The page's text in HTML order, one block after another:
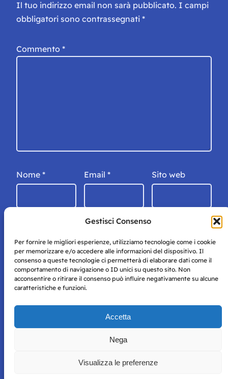
Gestisci Consenso
Per fornire le migliori esperienze, utilizziamo tecnologie come i cookie
per memorizzare e/o accedere alle informazioni del dispositivo. Il
consenso a queste tecnologie ci permetterà di elaborare dati come il
comportamento di navigazione o ID unici su questo sito. Non
acconsentire o ritirare il consenso può influire negativamente su alcune
caratteristiche e funzioni.
Accetta
Nega
Visualizza le preferenze
Il tuo indirizzo email non sarà pubblicato. I campi
obbligatori sono contrassegnati *
Commento *
Nome * Email * Sito web
Storie di Napoli è una testata registrata presso il tribunale di
per mero scopo didattico e informativo.
perseguito secondo i termini di legge. Si nega l’utilizzo delle